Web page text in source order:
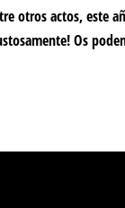
otros actos, este
Os